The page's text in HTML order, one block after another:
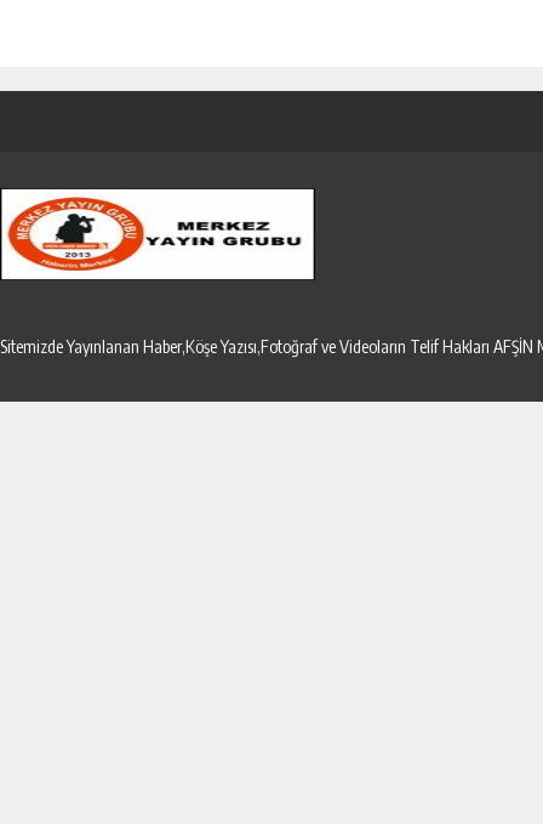
Sitemizde Yayınlanan Haber,Köşe Yazısı,Fotoğraf ve Videoların Telif Hakları